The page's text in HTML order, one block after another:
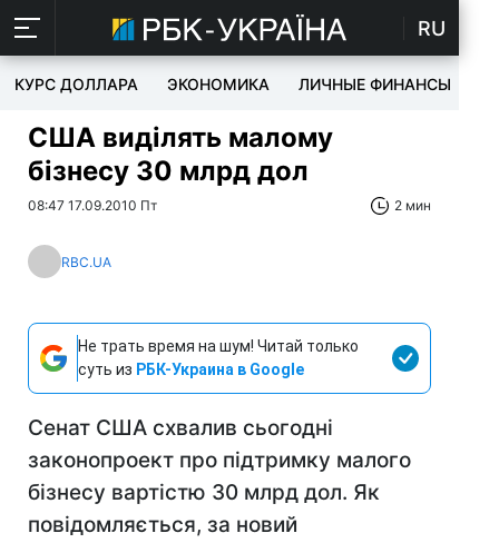
RU
КУРС ДОЛЛАРА ЭКОНОМИКА ЛИЧНЫЕ ФИНАНСЫ
США виділять малому
бізнесу 30 млрд дол
08:47 17.09.2010 Пт 2 мин
RBC.UA
Не трать время на шум! Читай только
суть из РБК-Украина в Google
Сенат США схвалив сьогодні
законопроект про підтримку малого
бізнесу вартістю 30 млрд дол. Як
повідомляється, за новий